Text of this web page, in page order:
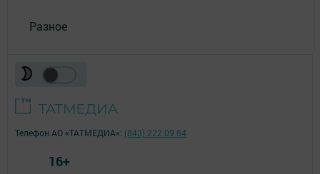
Разное
Телефон АО «ТАТМЕДИА»: (843) 222 09 84
16+